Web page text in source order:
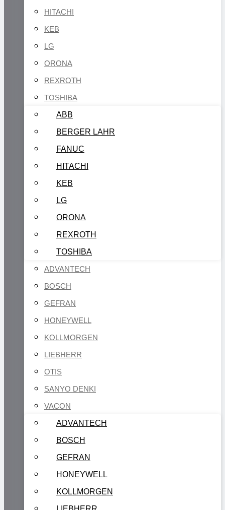
HITACHI
KEB
LG
ORONA
REXROTH
TOSHIBA
ABB
BERGER LAHR
FANUC
HITACHI
KEB
LG
ORONA
REXROTH
TOSHIBA
ADVANTECH
BOSCH
GEFRAN
HONEYWELL
KOLLMORGEN
LIEBHERR
OTIS
SANYO DENKI
VACON
ADVANTECH
BOSCH
GEFRAN
HONEYWELL
KOLLMORGEN